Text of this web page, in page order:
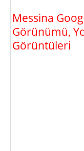
Messina
Görünümü,
Görüntüleri